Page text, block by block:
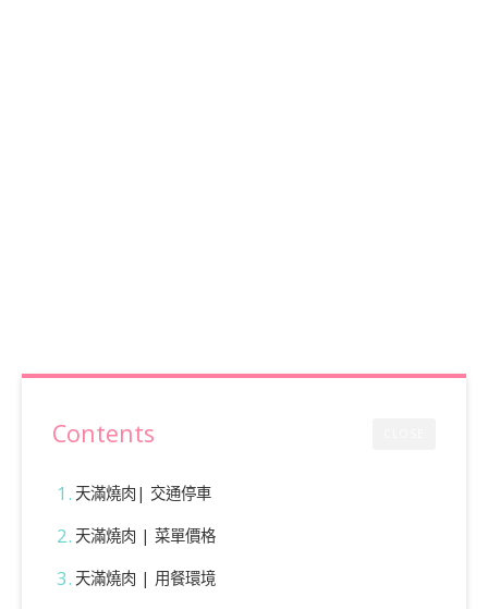
Contents
天滿燒肉| 交通停車
天滿燒肉 | 菜單價格
天滿燒肉 | 用餐環境